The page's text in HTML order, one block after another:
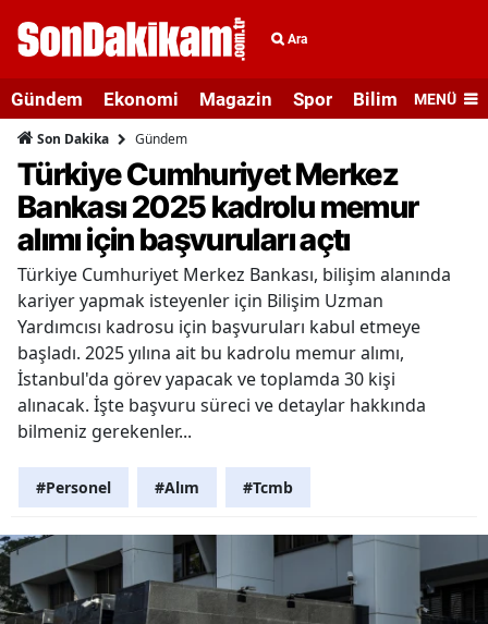
Ara
Gündem Ekonomi Magazin Spor Bilim veMENÜ
Son Dakika Gündem
Türkiye Cumhuriyet Merkez
Bankası 2025 kadrolu memur
alımı için başvuruları açtı
Türkiye Cumhuriyet Merkez Bankası, bilişim alanında
kariyer yapmak isteyenler için Bilişim Uzman
Yardımcısı kadrosu için başvuruları kabul etmeye
başladı. 2025 yılına ait bu kadrolu memur alımı,
İstanbul'da görev yapacak ve toplamda 30 kişi
alınacak. İşte başvuru süreci ve detaylar hakkında
bilmeniz gerekenler...
#Personel #Alım #Tcmb